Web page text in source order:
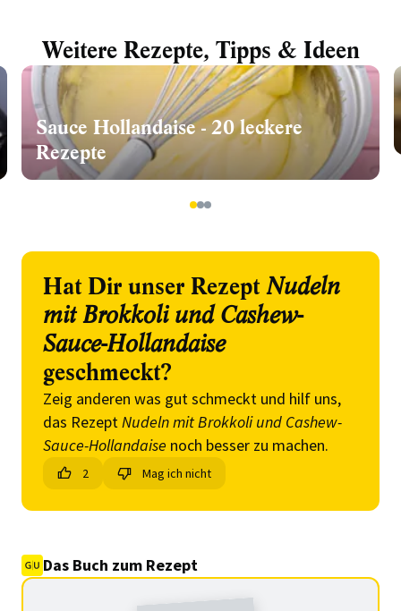
Weitere Rezepte, Tipps & Ideen
Sauce Hollandaise - 20 leckere
Rezepte
123
Hat Dir unser Rezept Nudeln
mit Brokkoli und Cashew-
Sauce-Hollandaise
geschmeckt?
Zeig anderen was gut schmeckt und hilf uns,
das RezeptNudeln mit Brokkoli und Cashew-
Sauce-Hollandaise noch besser zu machen.
2 Mag ich nicht
Das Buch zum Rezept